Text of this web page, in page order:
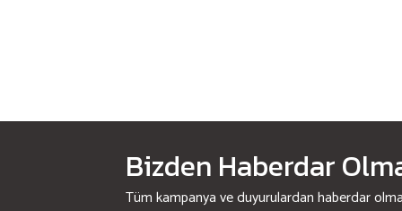
Bizden Haberdar
Tüm kampanya ve duyurulardan haberdar